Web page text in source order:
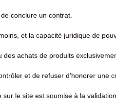
conclure un contrat.
et la capacité juridique de
achats de produits
et de refuser d'honorer une
le site est soumise à la